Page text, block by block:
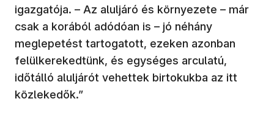
igazgatója. – Az aluljáró és környezete – már
csak a korából adódóan is – jó néhány
meglepetést tartogatott, ezeken azonban
felülkerekedtünk, és egységes arculatú,
időtálló aluljárót vehettek birtokukba az itt
közlekedők.”